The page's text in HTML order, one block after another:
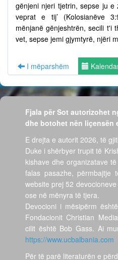
gënjeni njeri tjetrin, sepse ju
veprat e tij’ (Kolosianëve
mënjanë gënjeshtrën, secili t'i
vet, sepse jemi gjymtyrë, njëri
I mëparshëm
Fjala për Sot autorizohet
dhe botohet nën liçensën
E drejta e autorit 2026, të
Duke i shërbyer trupit të
kishave dhe organizatave
falas pasazhe, përmbajtje
website prej 52
ose në mënyra të tjera.
Devocioni i mësipërm
Fondacionit Christian
cilit është Bob Gass. Ai
https://www.ucbalbania.com
Për të parë literaturën e